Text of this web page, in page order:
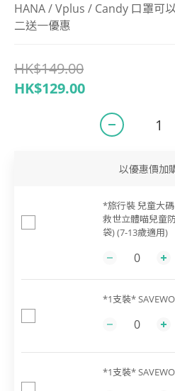
HANA / Vplus / Candy 口罩可
二送一優惠
HK$149.00
HK$129.00
以優惠價加
*旅行裝 兒童大
救世立體喵兒童
袋) (7-13歲適用)
*1支裝*
*1支裝*